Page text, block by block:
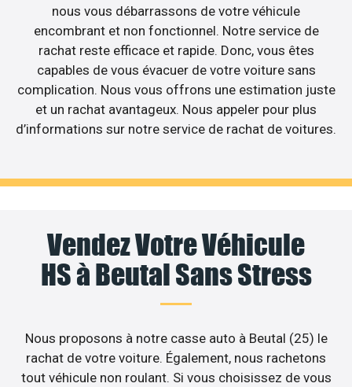
nous vous débarrassons de votre véhicule
encombrant et non fonctionnel. Notre service de
rachat reste efficace et rapide. Donc, vous êtes
capables de vous évacuer de votre voiture sans
complication. Nous vous offrons une estimation juste
et un rachat avantageux. Nous appeler pour plus
d’informations sur notre service de rachat de voitures.
Vendez Votre Véhicule
HS à Beutal Sans Stress
Nous proposons à notre casse auto à Beutal (25) le
rachat de votre voiture. Également, nous rachetons
tout véhicule non roulant. Si vous choisissez de vous